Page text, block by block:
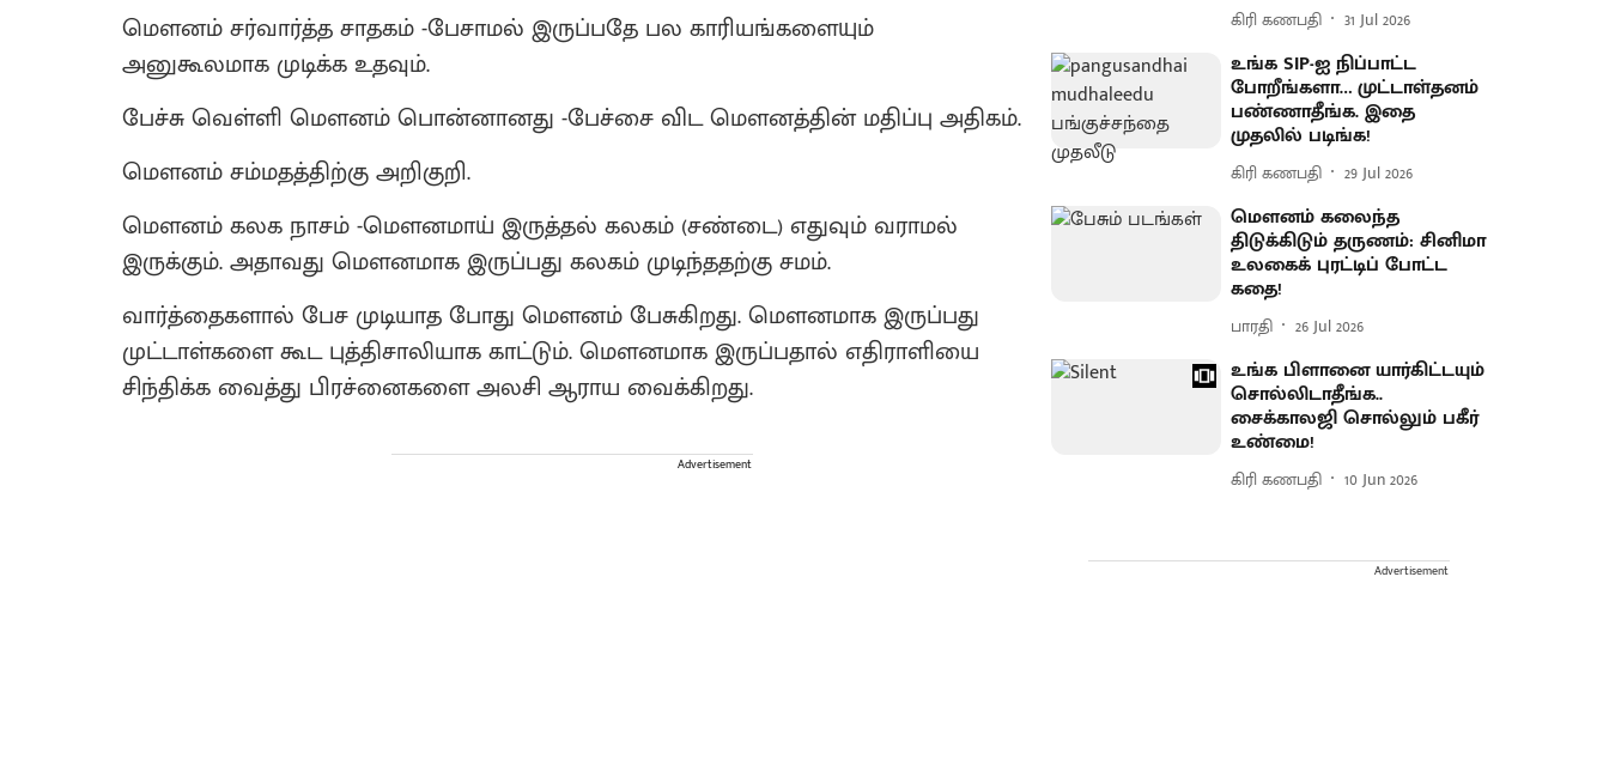
மௌனம் சர்வார்த்த சாதகம் ‌‌‌‌-பேசாமல் இருப்பதே பல காரியங்களையும்
அனுகூலமாக முடிக்க உதவும்.
பேச்சு வெள்ளி மௌனம் பொன்னானது -பேச்சை விட மௌனத்தின் மதிப்பு அதிகம்.
மௌனம் சம்மதத்திற்கு அறிகுறி.
மௌனம் கலக நாசம் -மௌனமாய் இருத்தல் கலகம் (சண்டை) எதுவும் வராமல்
இருக்கும். அதாவது மௌனமாக இருப்பது கலகம் முடிந்ததற்கு சமம்.
வார்த்தைகளால் பேச முடியாத போது மௌனம் பேசுகிறது. மௌனமாக இருப்பது
முட்டாள்களை கூட புத்திசாலியாக காட்டும். மௌனமாக இருப்பதால் எதிராளியை
சிந்திக்க வைத்து பிரச்னைகளை அலசி ஆராய வைக்கிறது.
Advertisement
கிரி கணபதி 31 Jul 2026
உங்க SIP-ஐ நிப்பாட்ட
போறீங்களா… முட்டாள்தனம்
பண்ணாதீங்க. இதை
முதலில் படிங்க!
கிரி கணபதி 29 Jul 2026
மௌனம் கலைந்த
திடுக்கிடும் தருணம்: சினிமா
உலகைக் புரட்டிப் போட்ட
கதை!
பாரதி 26 Jul 2026
உங்க பிளானை யார்கிட்டயும்
சொல்லிடாதீங்க..
சைக்காலஜி சொல்லும் பகீர்
உண்மை!
கிரி கணபதி 10 Jun 2026
Advertisement